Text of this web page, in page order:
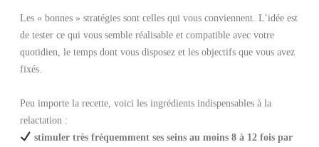
Les « bonnes » stratégies sont celles qui vous conviennent. L’idée est
de tester ce qui vous semble réalisable et compatible avec votre
quotidien, le temps dont vous disposez et les objectifs que vous avez
fixés.
Peu importe la recette, voici les ingrédients indispensables à la
relactation :
stimuler très fréquemment ses seins au moins 8 à 12 fois par